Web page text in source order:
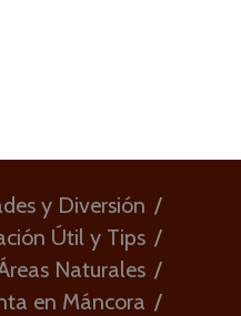
y Diversión
Útil y Tips
Naturales
en Máncora